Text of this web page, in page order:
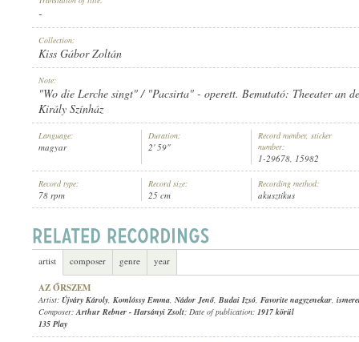
ARTIST: KOMLÓSSY EMMA NÁDOR JENŐ FAVORITE NAGYZENEKAR
1-29678
-
Collection:
Kiss Gábor Zoltán
Note:
"Wo die Lerche singt" / "Pacsirta" - operett. Bemutató: Theeater an
Király Színház
Language:
magyar
Duration:
2' 59"
Record number, sticker
number:
1-29678, 15982
Record type:
78 rpm
Record size:
25 cm
Recording method:
akusztikus
artist composer genre year
AZ ŐRSZEM
Artist: Újváry Károly, Komlóssy Emma, Nádor Jenő, Budai Izsó, Favorite nagyzenekar,
Composer:Arthur Rebner - Harsányi Zsolt; Date of publication: 1917 körül
135 Play